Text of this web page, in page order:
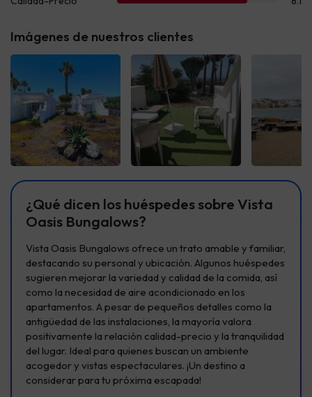
Imágenes de nuestros clientes
¿Qué dicen los huéspedes sobre Vista
Oasis Bungalows?
Vista Oasis Bungalows ofrece un trato amable y familiar,
destacando su personal y ubicación. Algunos huéspedes
sugieren mejorar la variedad y calidad de la comida, así
como la necesidad de aire acondicionado en los
apartamentos. A pesar de pequeños detalles como la
antigüedad de las instalaciones, la mayoría valora
positivamente la relación calidad-precio y la tranquilidad
del lugar. Ideal para quienes buscan un ambiente
acogedor y vistas espectaculares. ¡Un destino a
considerar para tu próxima escapada!